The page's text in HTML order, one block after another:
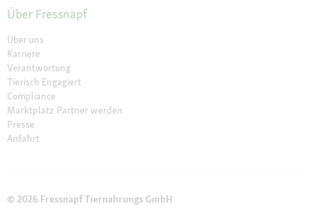
Über Fressnapf
Über uns
Karriere
Verantwortung
Tierisch Engagiert
Compliance
Marktplatz Partner werden
Presse
Anfahrt
© 2026 Fressnapf Tiernahrungs GmbH